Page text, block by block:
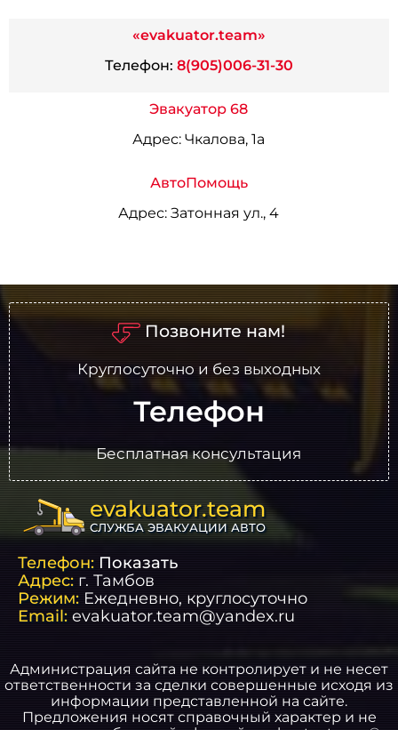
«evakuator.team»
Телефон: 8(905)006-31-30
Эвакуатор 68
Адрес: Чкалова, 1а
АвтоПомощь
Адрес: Затонная ул., 4
Позвоните нам!
Круглосуточно и без выходных
Телефон
Бесплатная консультация
evakuator.team
СЛУЖБА ЭВАКУАЦИИ АВТО
Телефон: Показать
Адрес: г.Тамбов
Режим: Ежедневно, круглосуточно
Email: evakuator.team@yandex.ru
Администрация сайта не контролирует и не несет
ответственности за сделки совершенные исходя из
информации представленной на сайте.
Предложения носят справочный характер и не